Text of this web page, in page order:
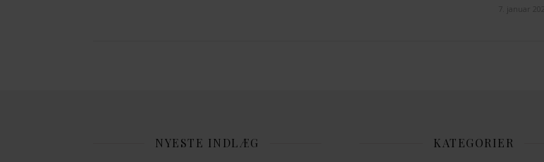
7. januar 2023
NYESTE INDLÆG KATEGORIER